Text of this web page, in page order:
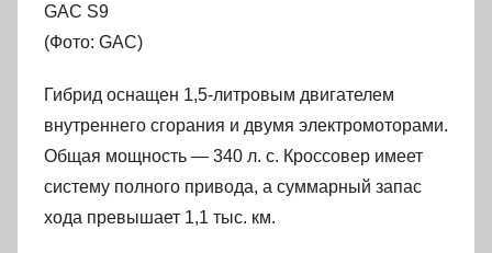
GAC S9
(Фото: GAC)
Гибрид оснащен 1,5-литровым двигателем
внутреннего сгорания и двумя электромоторами.
Общая мощность — 340 л. с. Кроссовер имеет
систему полного привода, а суммарный запас
хода превышает 1,1 тыс. км.